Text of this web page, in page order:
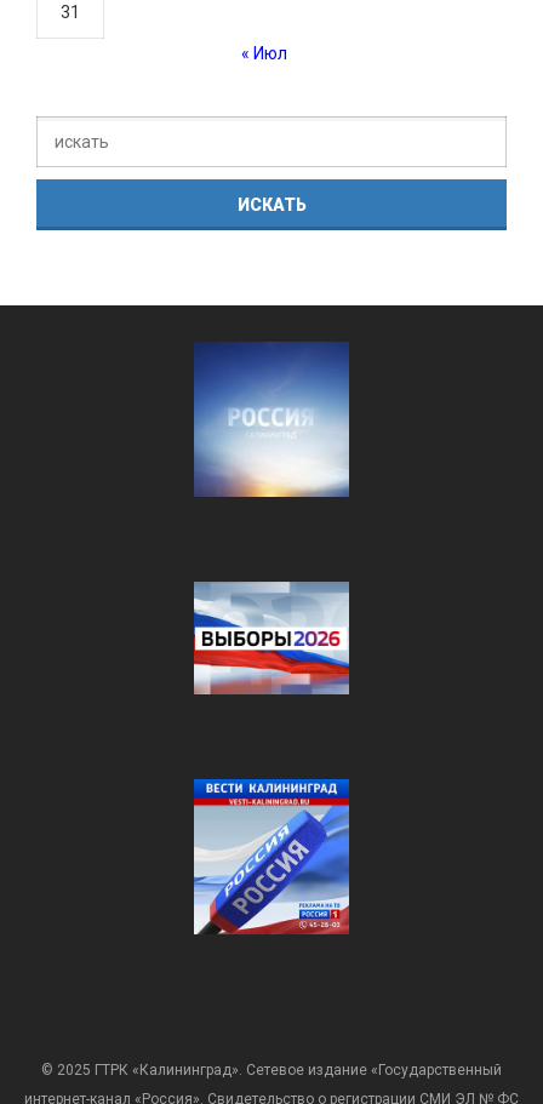
31
« Июл
© 2025 ГТРК «Калининград». Сетевое издание «Государственный
интернет-канал «Россия». Свидетельство о регистрации СМИ ЭЛ № ФС